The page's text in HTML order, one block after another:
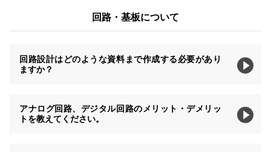
回路・基板について
回路設計はどのような資料まで作成する必要があり
ますか？
アナログ回路、デジタル回路のメリット・デメリッ
トを教えてください。